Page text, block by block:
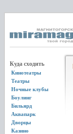
Куда сходить
Кинотеатры
Театры
Ночные клубы
Боулинг
Бильярд
Аквапарк
Дворцы
Казино